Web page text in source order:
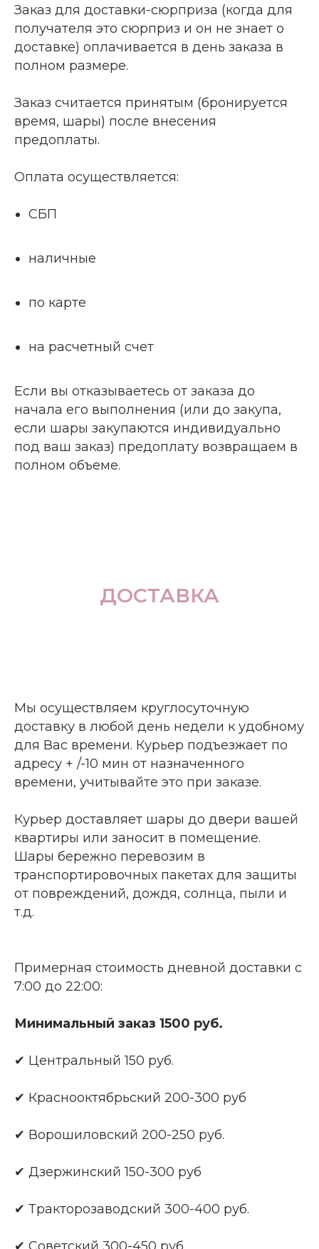
Заказ для доставки-сюрприза (когда для
получателя это сюрприз и он не знает о
доставке) оплачивается в день заказа в
полном размере.
Заказ считается принятым (бронируется
время, шары) после внесения
предоплаты.
Оплата осуществляется:
СБП
наличные
по карте
на расчетный счет
Если вы отказываетесь от заказа до
начала его выполнения (или до закупа,
если шары закупаются индивидуально
под ваш заказ) предоплату возвращаем в
полном объеме.
ДОСТАВКА
Мы осуществляем круглосуточную
доставку в любой день недели к удобному
для Вас времени. Курьер подъезжает по
адресу + /-10 мин от назначенного
времени, учитывайте это при заказе.
Курьер доставляет шары до двери вашей
квартиры или заносит в помещение.
Шары бережно перевозим в
транспортировочных пакетах для защиты
от повреждений, дождя, солнца, пыли и
т.д.
Примерная стоимость дневной доставки с
7:00 до 22:00:
Минимальный заказ 1500 руб.
✔ Центральный 150 руб.
✔ Краснооктябрьский 200-300 руб
✔ Ворошиловский 200-250 руб.
✔ Дзержинский 150-300 руб
✔ Тракторозаводский 300-400 руб.